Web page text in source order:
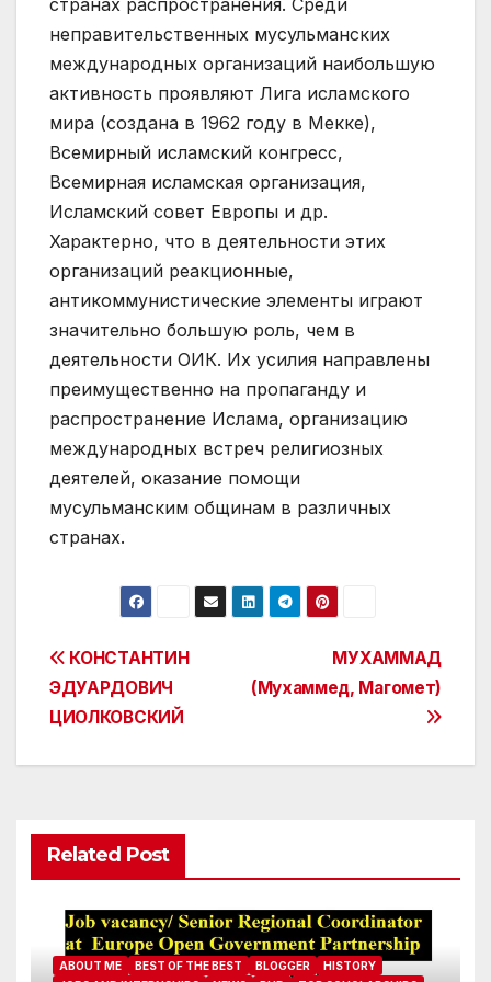
Post
navigation
МУХАММАД
(Мухаммед, Магомет)
КОНСТАНТИН
ЭДУАРДОВИЧ
ЦИОЛКОВСКИЙ
Related Post
ABOUT ME BEST OF THE BEST BLOGGER
HISTORY